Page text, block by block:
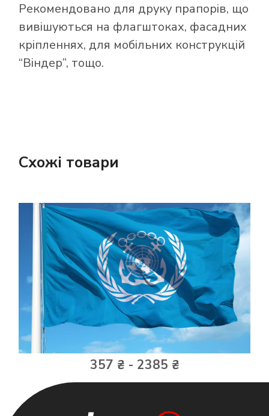
Рекомендовано для друку прапорів, що
вивішуються на флагштоках, фасадних
кріпленнях, для мобільних конструкцій
“Віндер”, тощо.
Схожі товари
357 ₴ - 2385 ₴